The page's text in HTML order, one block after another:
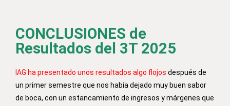
CONCLUSIONES de
Resultados del 3T 2025
IAG ha presentado unos resultados algo flojos después de
un primer semestre que nos había dejado muy buen sabor
de boca, con un estancamiento de ingresos y márgenes que